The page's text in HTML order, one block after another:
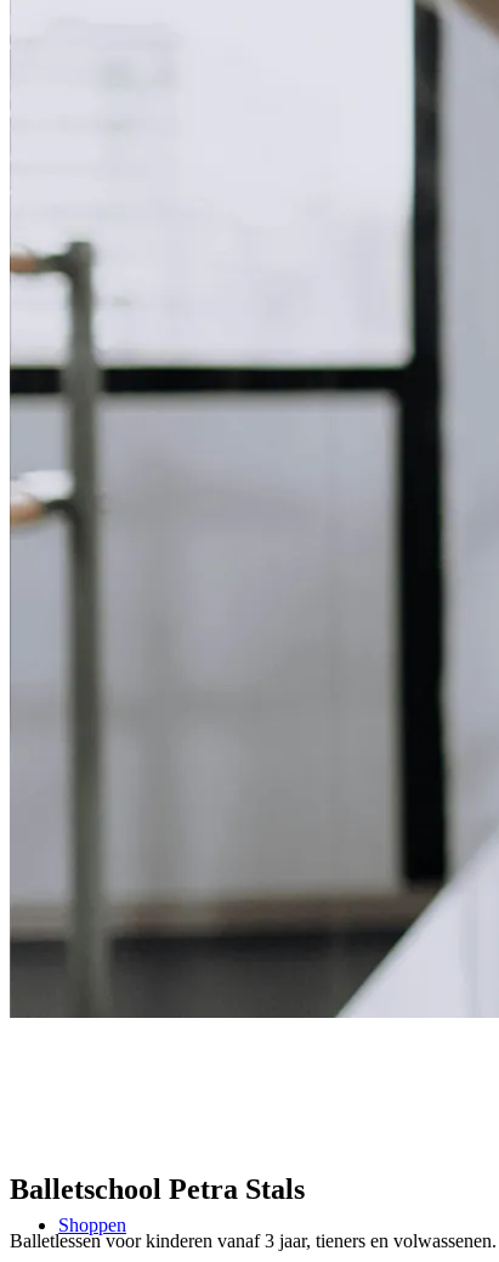
Shoppen
Balletschool Petra Stals
Balletlessen voor kinderen vanaf 3 jaar, tieners en volwassenen.